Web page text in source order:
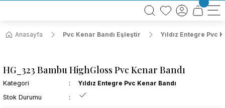
BÜTÜN ALIŞVERİŞLERİNİZDE KARGO BEDAVA!
TÜRKİYE GENELİNDE 10.000 MÜŞTERİ REFERANSI
Anasayfa
Pvc Kenar Bandı Eşleştir Yıldız Entegre Pvc
HG_323 Bambu HighGloss Pvc Kenar Bandı
Kategori
Yıldız Entegre Pvc Kenar Bandı
Stok Durumu